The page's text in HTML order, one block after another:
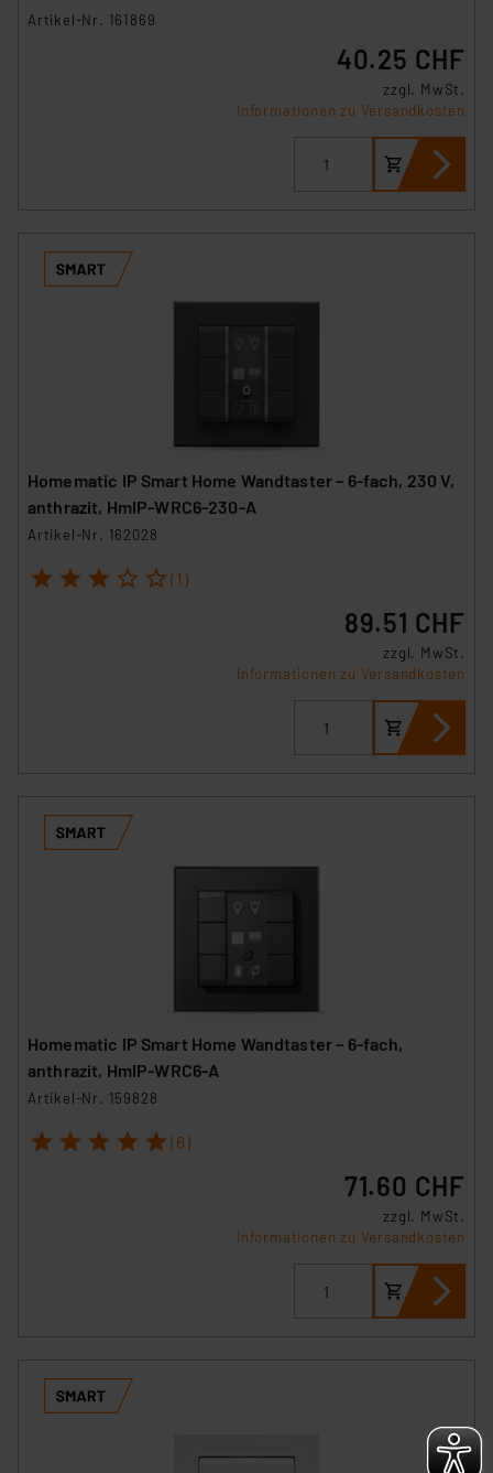
Artikel-Nr. 161869
40.25 CHF
zzgl. MwSt.
Informationen zu Versandkosten
Homematic IP Smart Home Wandtaster – 6-fach, 230 V,
anthrazit, HmIP-WRC6-230-A
Artikel-Nr. 162028
1 2 3 4 5 (1)
89.51 CHF
zzgl. MwSt.
Informationen zu Versandkosten
Homematic IP Smart Home Wandtaster – 6-fach,
anthrazit, HmIP-WRC6-A
Artikel-Nr. 159828
1 2 3 4 5 (6)
71.60 CHF
zzgl. MwSt.
Informationen zu Versandkosten